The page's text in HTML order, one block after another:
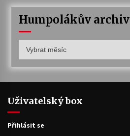
Humpolákův archiv
archiv
Uživatelský box
Přihlásit se